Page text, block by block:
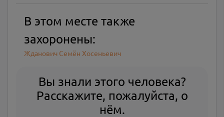
В этом месте также
захоронены:
Жданович Семён Хосеньевич
Вы знали этого человека?
Расскажите, пожалуйста, о
нём.